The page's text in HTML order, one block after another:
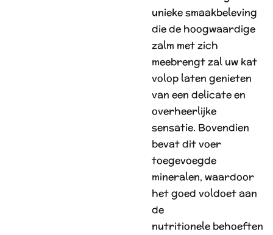
unieke smaakbeleving
die de hoogwaardige
zalm met zich
meebrengt zal uw kat
volop laten genieten
van een delicate en
overheerlijke
sensatie. Bovendien
bevat dit voer
toegevoegde
mineralen, waardoor
het goed voldoet aan
de
nutritionele behoeften